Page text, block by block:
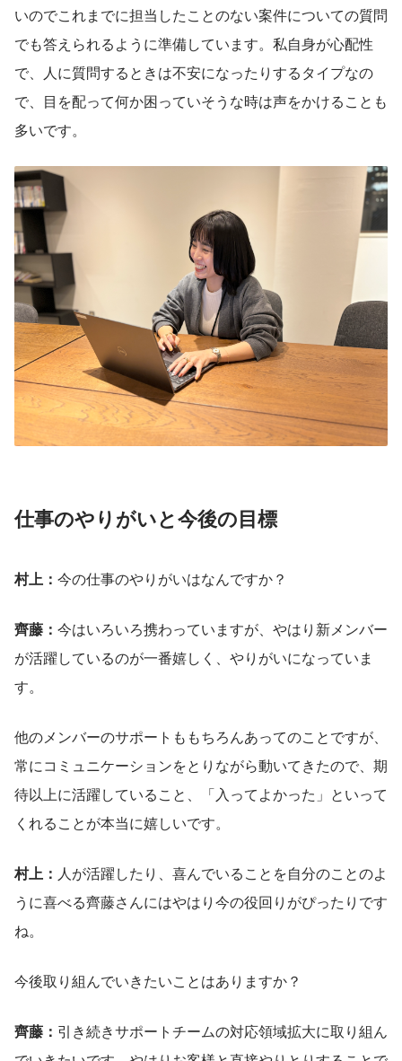
いのでこれまでに担当したことのない案件についての質問
でも答えられるように準備しています。私自身が心配性
で、人に質問するときは不安になったりするタイプなの
で、目を配って何か困っていそうな時は声をかけることも
多いです。
仕事のやりがいと今後の目標
村上： 今の仕事のやりがいはなんですか？
齊藤： 今はいろいろ携わっていますが、やはり新メンバー
が活躍しているのが一番嬉しく、やりがいになっていま
す。
他のメンバーのサポートももちろんあってのことですが、
常にコミュニケーションをとりながら動いてきたので、期
待以上に活躍していること、「入ってよかった」といって
くれることが本当に嬉しいです。
村上： 人が活躍したり、喜んでいることを自分のことのよ
うに喜べる齊藤さんにはやはり今の役回りがぴったりです
ね。
今後取り組んでいきたいことはありますか？
齊藤： 引き続きサポートチームの対応領域拡大に取り組ん